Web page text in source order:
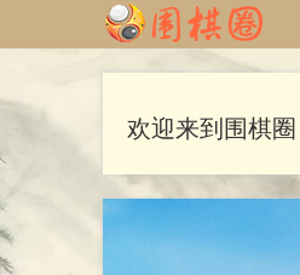
欢迎来到围棋圈